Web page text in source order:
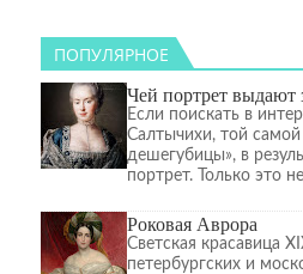
ПОПУЛЯРНОЕ
Чей портрет выдают
Если поискать в
Салтычихи, той
дешегубицы», в
портрет. Только это
Роковая Аврора
Светская красавица
петербургских и